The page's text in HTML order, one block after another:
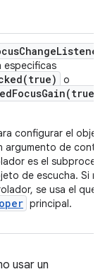
ChangeListener
especificas
true) o
true)
configurar el
argumento de
es el
de escucha. Si no
se usa el que
principal.
usar un